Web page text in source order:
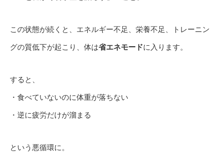
この状態が続くと、エネルギー不足、栄養不足、トレーニン
グの質低下が起こり、体は省エネモードに入ります。
すると、
・食べていないのに体重が落ちない
・逆に疲労だけが溜まる
という悪循環に。